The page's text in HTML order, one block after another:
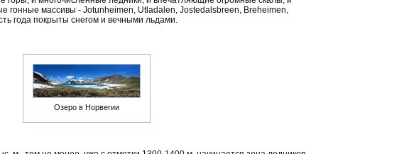
гонные массивы - Jotunheimen, Utladalen, Jostedalsbreen, Breheimen,
года покрыты снегом и вечными льдами.
Озеро в Норвегии